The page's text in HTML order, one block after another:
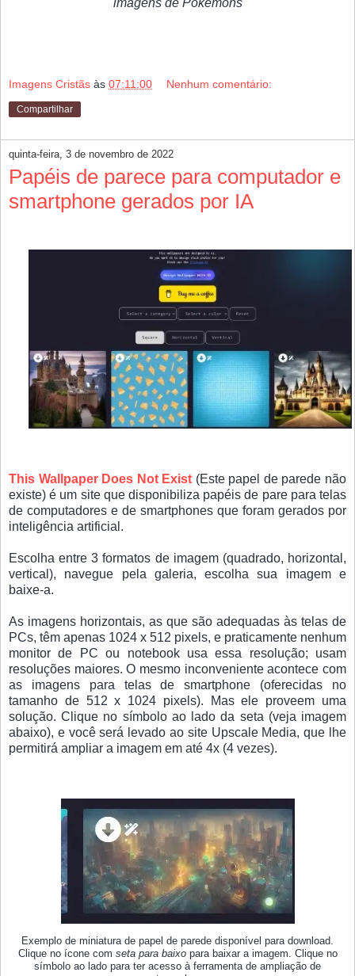
Imagens Cristãs às 07:11:00 Nenhum comentário:
Compartilhar
quinta-feira, 3 de novembro de 2022
Papéis de parece para computador e
smartphone gerados por IA
This Wallpaper Does Not Exist (Este papel de parede não
existe) é um site que disponibiliza papéis de pare para telas
de computadores e de smartphones que foram gerados por
inteligência artificial.
Escolha entre 3 formatos de imagem (quadrado, horizontal,
vertical), navegue pela galeria, escolha sua imagem e
baixe-a.
As imagens horizontais, as que são adequadas às telas de
PCs, têm apenas 1024 x 512 pixels, e praticamente nenhum
monitor de PC ou notebook usa essa resolução; usam
resoluções maiores. O mesmo inconveniente acontece com
as imagens para telas de smartphone (oferecidas no
tamanho de 512 x 1024 pixels). Mas ele proveem uma
solução. Clique no símbolo ao lado da seta (veja imagem
abaixo), e você será levado ao site Upscale Media, que lhe
permitirá ampliar a imagem em até 4x (4 vezes).
Exemplo de miniatura de papel de parede disponível para download.
Clique no ícone com seta para baixopara baixar a imagem. Clique no
símbolo ao lado para ter acesso à ferramenta de ampliação de